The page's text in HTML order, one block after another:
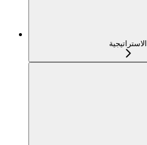
الاستراتيجية